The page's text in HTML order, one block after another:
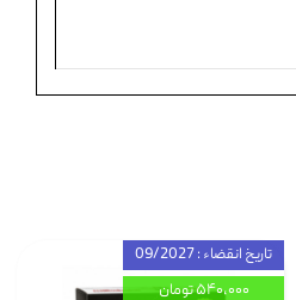
تاریخ انقضاء : 09/2027
۵۴۰,۰۰۰ تومان